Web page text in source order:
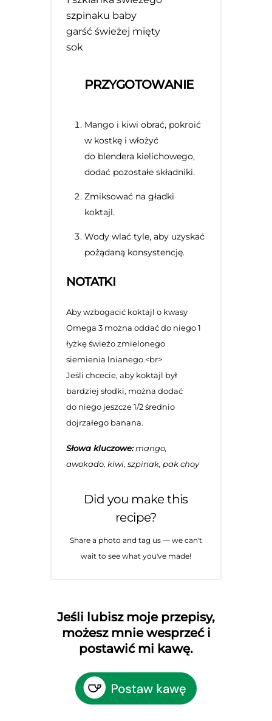
szpinaku baby
garść świeżej mięty
sok
PRZYGOTOWANIE
Mango i kiwi obrać, pokroić
w kostkę i włożyć
do blendera kielichowego,
dodać pozostałe składniki.
Zmiksować na gładki
koktajl.
Wody wlać tyle, aby uzyskać
pożądaną konsystencję.
NOTATKI
Aby wzbogacić koktajl o kwasy
Omega 3 można oddać do niego 1
łyżkę świeżo zmielonego
siemienia lnianego.<br>
Jeśli chcecie, aby koktajl był
bardziej słodki, można dodać
do niego jeszcze 1/2 średnio
dojrzałego banana.
Słowa kluczowe:mango,
awokado, kiwi, szpinak, pak choy
Did you make this
recipe?
Share a photo and tag us — we can't
wait to see what you've made!
Jeśli lubisz moje przepisy,
możesz mnie wesprzeć i
postawić mi kawę.